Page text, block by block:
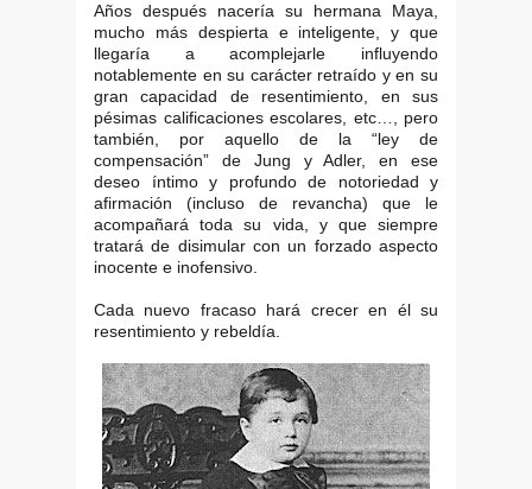
Años después nacería su hermana Maya,
mucho más despierta e inteligente, y que
llegaría a acomplejarle influyendo
notablemente en su carácter retraído y en su
gran capacidad de resentimiento, en sus
pésimas calificaciones escolares, etc…, pero
también, por aquello de la “ley de
compensación” de Jung y Adler, en ese
deseo íntimo y profundo de notoriedad y
afirmación (incluso de revancha) que le
acompañará toda su vida, y que siempre
tratará de disimular con un forzado aspecto
inocente e inofensivo.
Cada nuevo fracaso hará crecer en él su
resentimiento y rebeldía.